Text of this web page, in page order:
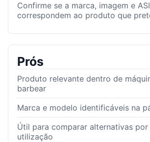
Confirme se a marca, imagem e
correspondem ao produto que
Prós
Produto relevante dentro de
barbear
Marca e modelo identificáveis na
Útil para comparar alternativas
utilização